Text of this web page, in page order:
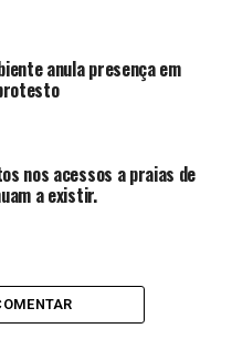
anula presença em
nos acessos a praias de
a existir.